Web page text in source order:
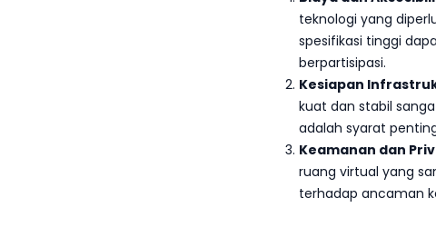
teknologi yang
spesifikasi tinggi
berpartisipasi.
Kesiapan
kuat dan stabil
adalah syarat
Keamanan dan
ruang virtual yang
terhadap ancaman